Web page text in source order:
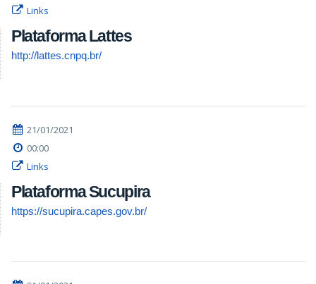
Links
Plataforma Lattes
http://lattes.cnpq.br/
21/01/2021
00:00
Links
Plataforma Sucupira
https://sucupira.capes.gov.br/